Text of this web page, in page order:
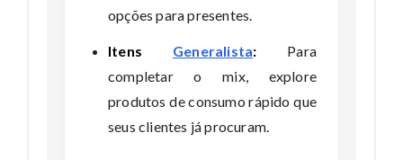
opções para presentes.
Itens Generalista: Para
completar o mix, explore
produtos de consumo rápido que
seus clientes já procuram.